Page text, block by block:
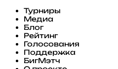
Турниры
Медиа
Блог
Рейтинг
Голосования
Поддержка
БигМэтч